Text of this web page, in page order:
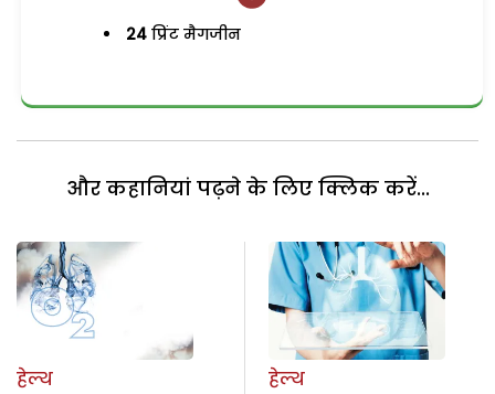
24 प्रिंट मैगजीन
और कहानियां पढ़ने के लिए क्लिक करें...
हेल्थ
हेल्थ